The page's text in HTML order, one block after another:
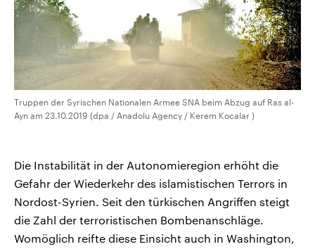
Truppen der Syrischen Nationalen Armee SNA beim Abzug auf Ras al-
Ayn am 23.10.2019 (dpa / Anadolu Agency / Kerem Kocalar )
Die Instabilität in der Autonomieregion erhöht die
Gefahr der Wiederkehr des islamistischen Terrors in
Nordost-Syrien. Seit den türkischen Angriffen steigt
die Zahl der terroristischen Bombenanschläge.
Womöglich reifte diese Einsicht auch in Washington,